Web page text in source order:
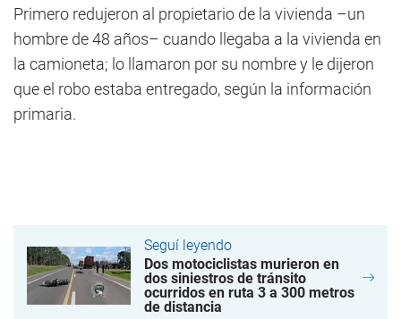
Primero redujeron al propietario de la vivienda –un
hombre de 48 años– cuando llegaba a la vivienda en
la camioneta; lo llamaron por su nombre y le dijeron
que el robo estaba entregado, según la información
primaria.
Seguí leyendo
Dos motociclistas murieron en
dos siniestros de tránsito
ocurridos en ruta 3 a 300 metros
de distancia